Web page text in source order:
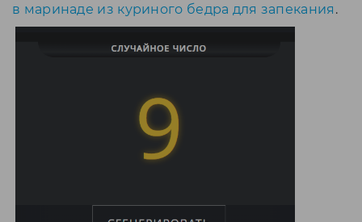
в маринаде из куриного бедра для запекания .